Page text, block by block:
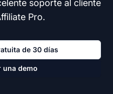
soporte al cliente
Pro.
de 30 días
una demo